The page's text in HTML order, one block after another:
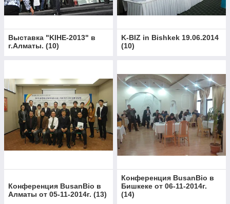
Выставка "KIHE-2013" в
г.Алматы. (10)
K-BIZ in Bishkek 19.06.2014
(10)
Конференция BusanBio в
Алматы от 05-11-2014г. (13)
Конференция BusanBio в
Бишкеке от 06-11-2014г.
(14)